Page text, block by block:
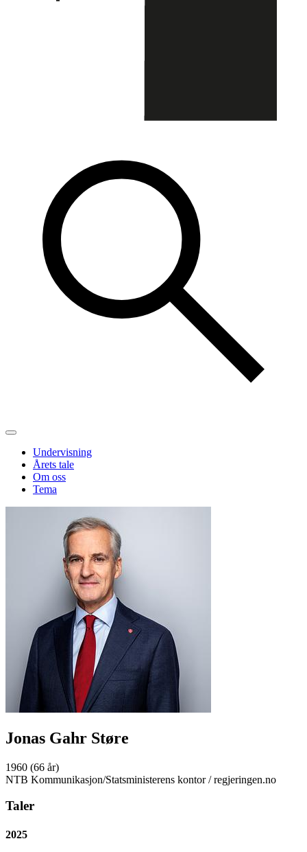
Undervisning
Årets tale
Om oss
Tema
Jonas Gahr Støre
1960 (66 år)
NTB Kommunikasjon/Statsministerens kontor / regjeringen.no
Taler
2025